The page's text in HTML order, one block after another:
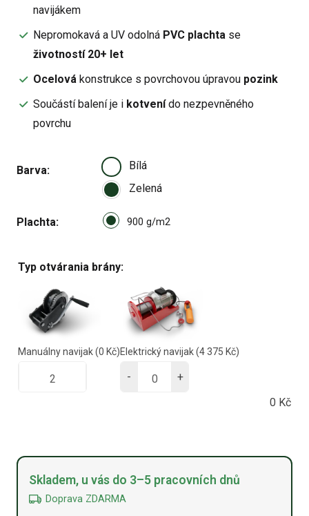
navijákem
Nepromokavá a UV odolná PVC plachta se
životností 20+ let
Ocelová konstrukce s povrchovou úpravou pozink
Součástí balení je i kotvenído nezpevněného
povrchu
Barva
Bílá
Zelená
Plachta Select pa_plachta
900 g/m2
Typ otvárania brány:
Manuálny navijak(0 Kč)Elektrický navijak(4 375 Kč)
-
+
0 Kč
Alternative:
Skladem, u vás do 3–5 pracovních dnů
Doprava ZDARMA